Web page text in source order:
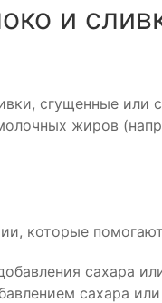
и
сгущенные или
жиров
которые
сахара
сахара